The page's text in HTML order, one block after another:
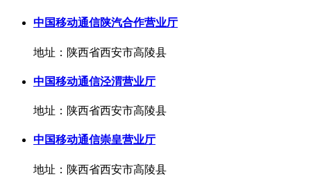
中国移动通信陕汽合作营业厅
地址：陕西省西安市高陵县
中国移动通信泾渭营业厅
地址：陕西省西安市高陵县
中国移动通信崇皇营业厅
地址：陕西省西安市高陵县